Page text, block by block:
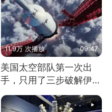
11.9万 次播放 09:47
美国太空部队第一次出
手，只用了三步破解伊朗
防空